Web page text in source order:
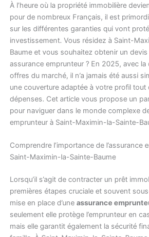
À l’heure où la propriété immobilière
pour de nombreux Français, il est
sur les différentes garanties qui vont
investissement. Vous résidez à Saint-
Baume et vous souhaitez obtenir un
assurance emprunteur ? En 2025, avec la
offres du marché, il n’a jamais été aussi
une couverture adaptée à votre profil tout
dépenses. Cet article vous propose un
pour naviguer dans le monde complexe
emprunteur à Saint-Maximin-la-Sainte-
Comprendre l’importance de l’assurance
Saint-Maximin-la-Sainte-Baume
Lorsqu’il s’agit de contracter un prêt
premières étapes cruciale et souvent
mise en place d’une assurance
seulement elle protège l’emprunteur en
mais elle garantit également la sécurité